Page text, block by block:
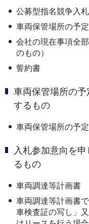
公募型指名競争入
車両保管場所の予
会社の現在事項全
のもの）
誓約書
車両保管場所の
するもの
車両保管場所の予
入札参加意向を
るもの
車両調達等計画書
車両調達等計画書
車検査証の写し」